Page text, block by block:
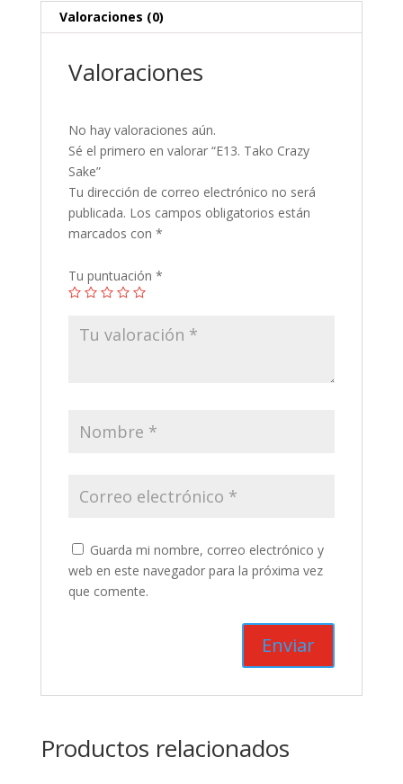
Valoraciones (0)
Valoraciones
No hay valoraciones aún.
Sé el primero en valorar “E13. Tako Crazy
Sake”
Tu dirección de correo electrónico no será
publicada. Los campos obligatorios están
marcados con *
Tu puntuación *
Guarda mi nombre, correo electrónico y
web en este navegador para la próxima vez
que comente.
Productos relacionados